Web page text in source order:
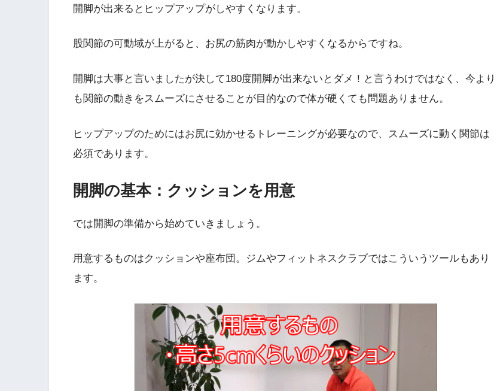
開脚が出来るとヒップアップがしやすくなります。
股関節の可動域が上がると、お尻の筋肉が動かしやすくなるからですね。
開脚は大事と言いましたが決して180度開脚が出来ないとダメ！と言うわけではなく、今より
も関節の動きをスムーズにさせることが目的なので体が硬くても問題ありません。
ヒップアップのためにはお尻に効かせるトレーニングが必要なので、スムーズに動く関節は
必須であります。
開脚の基本：クッションを用意
では開脚の準備から始めていきましょう。
用意するものはクッションや座布団。ジムやフィットネスクラブではこういうツールもあり
ます。